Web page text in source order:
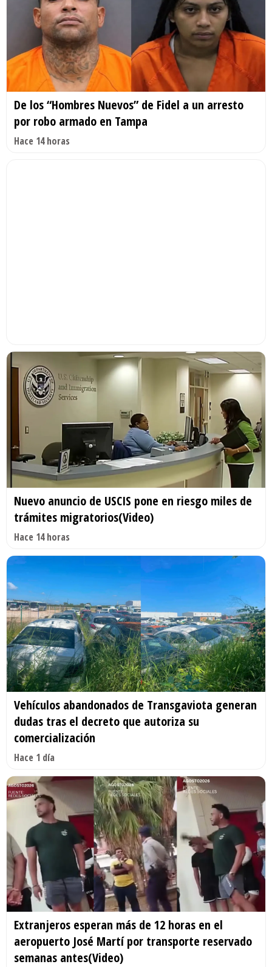
De los “Hombres Nuevos” de Fidel a un arresto
por robo armado en Tampa
Hace 14 horas
Nuevo anuncio de USCIS pone en riesgo miles de
trámites migratorios(Video)
Hace 14 horas
Vehículos abandonados de Transgaviota generan
dudas tras el decreto que autoriza su
comercialización
Hace 1 día
Extranjeros esperan más de 12 horas en el
aeropuerto José Martí por transporte reservado
semanas antes(Video)